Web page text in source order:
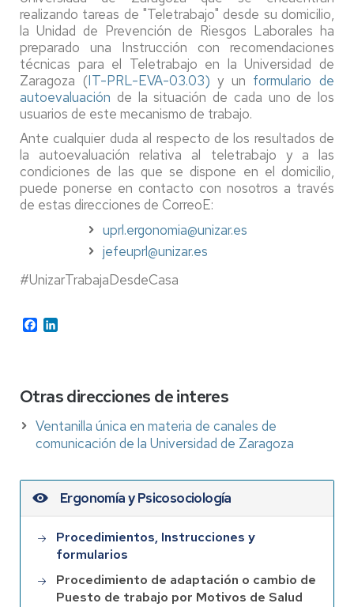
realizando tareas de "Teletrabajo" desde su domicilio,
la Unidad de Prevención de Riesgos Laborales ha
preparado una Instrucción con recomendaciones
técnicas para el Teletrabajo en la Universidad de
Zaragoza (IT-PRL-EVA-03.03) y un formulario de
autoevaluación de la situación de cada uno de los
usuarios de este mecanismo de trabajo.
Ante cualquier duda al respecto de los resultados de
la autoevaluación relativa al teletrabajo y a las
condiciones de las que se dispone en el domicilio,
puede ponerse en contacto con nosotros a través
de estas direcciones de CorreoE:
uprl.ergonomia@unizar.es
jefeuprl@unizar.es
#UnizarTrabajaDesdeCasa
Facebook
Otras direcciones de interes
Ventanilla única en materia de canales de
comunicación de la Universidad de Zaragoza
Ergonomía y Psicosociología
Procedimientos, Instrucciones y
formularios
Procedimiento de adaptación o cambio de
Puesto de trabajo por Motivos de Salud